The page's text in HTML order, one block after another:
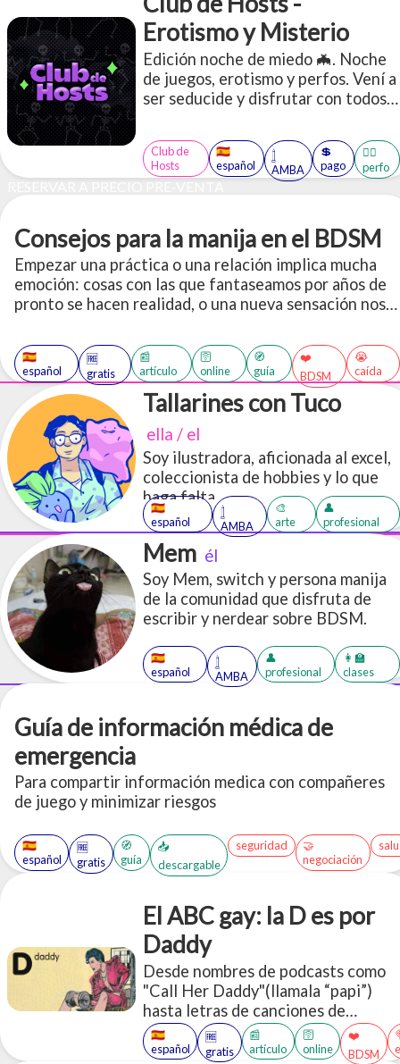
Erotismo y Misterio
Edición noche de miedo 🦇. Noche
de juegos, erotismo y perfos. Vení a
ser seducide y disfrutar con todos
LIMITADOS)
Club de
Hosts
🇪🇸
español
𓉶
AMBA
💲
pago
🤹‍♂️
perfo
RESERVAR A PRECIO PRE-VENTA
Consejos para la manija en el BDSM
Empezar una práctica o una relación implica mucha
emoción: cosas con las que fantaseamos por años de
pronto se hacen realidad, o una nueva sensación nos
maquinando por semanas. Por esto quería dejar un
breve texto con ideas, cosas para pensar y tips de
cómo afrontarlo.
🇪🇸
español
🆓
gratis
📰
artículo
🛜
online
🧭
guía
❤️
BDSM
😭
caída
Tallarines con Tuco
ella / el
Soy ilustradora, aficionada al excel,
coleccionista de hobbies y lo que
haga falta
🇪🇸
español
𓉶
AMBA
🎨
arte
👤
profesional
Mem él
Soy Mem, switch y persona manija
de la comunidad que disfruta de
escribir y nerdear sobre BDSM.
🇪🇸
español
𓉶
AMBA
👤
profesional
👩‍🏫
clases
Guía de información médica de
emergencia
Para compartir información medica con compañeres
de juego y minimizar riesgos
🇪🇸
español
🆓
gratis
🧭
guía
📥
descargable
seguridad
🤝
negociación
El ABC gay: la D es por
Daddy
Desde nombres de podcasts como
"Call Her Daddy"(llamala “papi”)
hasta letras de canciones de
Beyoncé, Nicki Minaj y Lana Del
Rey, el uso sexual de la palabra
🇪🇸
español
🆓
gratis
📰
artículo
🛜
online
❤️
BDSM